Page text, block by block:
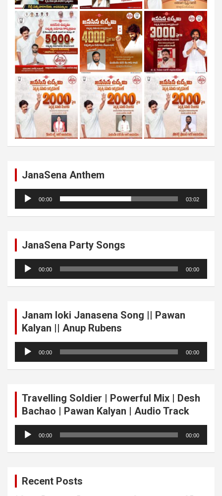
JanaSena Anthem
Audio
Player
00:00 03:02
JanaSena Party Songs
Audio
Player
00:00 00:00
Janam loki Janasena Song || Pawan
Kalyan || Anup Rubens
Audio
Player
00:00 00:00
Travelling Soldier | Powerful Mix | Desh
Bachao | Pawan Kalyan | Audio Track
Audio
Player
00:00 00:00
Recent Posts